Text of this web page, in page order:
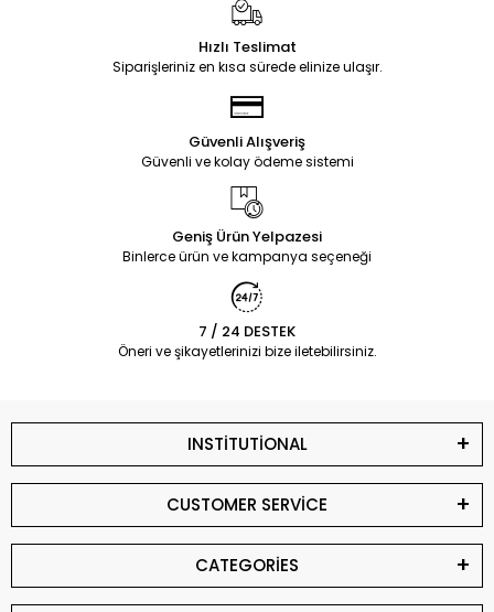
Hızlı Teslimat
Siparişleriniz en kısa sürede elinize ulaşır.
Güvenli Alışveriş
Güvenli ve kolay ödeme sistemi
Geniş Ürün Yelpazesi
Binlerce ürün ve kampanya seçeneği
7 / 24 DESTEK
Öneri ve şikayetlerinizi bize iletebilirsiniz.
INSTİTUTİONAL
CUSTOMER SERVİCE
CATEGORİES